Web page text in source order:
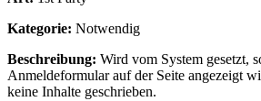
Kategorie: Notwendig
Beschreibung: Wird vom System gesetzt,
Anmeldeformular auf der Seite angezeigt
keine Inhalte geschrieben.